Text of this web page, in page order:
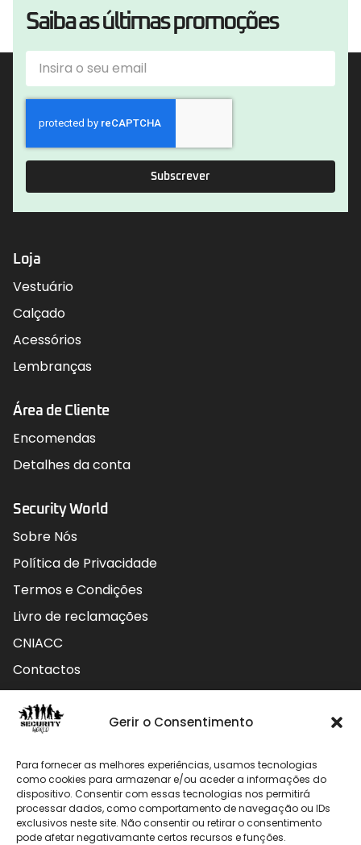
Gerir o Consentimento
Para fornecer as melhores experiências, usamos tecnologias
como cookies para armazenar e/ou aceder a informações do
dispositivo. Consentir com essas tecnologias nos permitirá
processar dados, como comportamento de navegação ou IDs
exclusivos neste site. Não consentir ou retirar o consentimento
pode afetar negativamante certos recursos e funções.
Saiba as últimas promoções
Subscrever
Loja
Vestuário
Calçado
Acessórios
Lembranças
Área de Cliente
Encomendas
Detalhes da conta
Security World
Sobre Nós
Política de Privacidade
Termos e Condições
Livro de reclamações
CNIACC
Contactos
Contactos
912 009 740 (Chamada para rede móvel nacional)
geral@securityworld.pt